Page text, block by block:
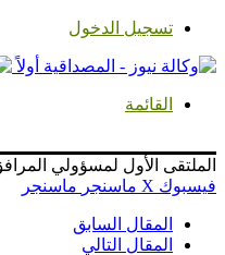
تسجيل الدخول
القائمة
الملتقى الأول لمسؤولي
فيسبوك ‫X ماسنجر ماسنجر
المقال السابق
المقال التالي